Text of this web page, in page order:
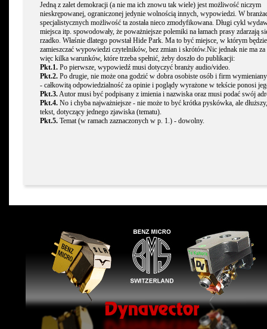
Jedną z zalet demokracji (a nie ma ich znowu tak wiele) jest możliwość niczym
nieskrępowanej, ograniczonej jedynie wolnością innych, wypowiedzi. W
specjalistycznych możliwość ta została nieco zmodyfikowana. Długi cykl
miejsca itp. spowodowały, że poważniejsze polemiki na łamach prasy zdarzają
rzadko. Właśnie dlatego powstał Hide Park. Ma to być miejsce, w którym
zamieszczać wypowiedzi czytelników, bez zmian i skrótów.Nic jednak nie ma za
więc kilka warunków, które trzeba spełnić, żeby doszło do publikacji:
Pkt.1. Po pierwsze, wypowiedź musi dotyczyć branży audio/video.
Pkt.2. Po drugie, nie może ona godzić w dobra osobiste osób i firm
- całkowitą odpowiedzialność za opinie i poglądy wyrażone w tekście ponosi
Pkt.3.Autor musi być podpisany z imienia i nazwiska oraz musi podać swój
Pkt.4. No i chyba najważniejsze - nie może to być krótka pyskówka, ale
tekst, dotyczący jednego zjawiska (tematu).
Pkt.5. Temat (w ramach zaznaczonych w p. 1.) - dowolny.